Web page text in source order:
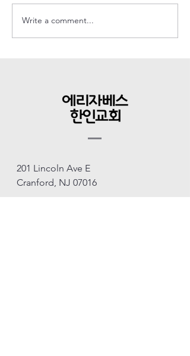
2026 써머 아카데믹 캠프
Write a comment...
201 Lincoln Ave E
Cranford, NJ 07016